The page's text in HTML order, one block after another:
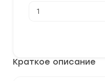
Краткое описание
товара
Литературе